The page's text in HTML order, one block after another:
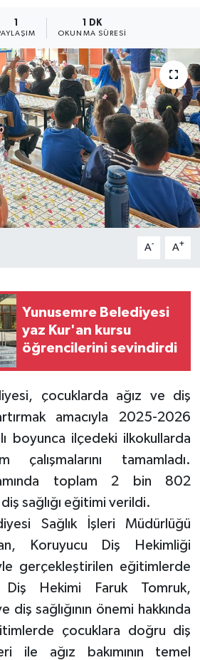
1 1 DK
OKUNMA SÜRESI
A- A+
Yunusemre Belediyesi
yaz Kur'an kursu
öğrencilerini sevindirdi
çocuklarda ağız ve diş
amacıyla 2025-2026
boyunca ilçedeki ilkokullarda
tamamladı.
toplam 2 bin 802
sağlığı eğitimi verildi.
Sağlık İşleri Müdürlüğü
Koruyucu Diş Hekimliği
gerçekleştirilen eğitimlerde
Diş Hekimi Faruk Tomruk,
diş sağlığının önemi hakkında
çocuklara doğru diş
ile ağız bakımının temel